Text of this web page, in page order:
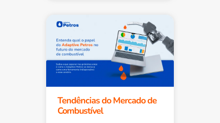
Tendências do Mercado de
Combustível